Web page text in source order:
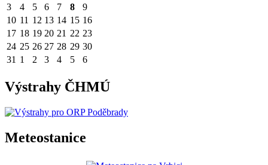
3
4 5 6 7 8
9
10 11 12 13 14 15 16
17 18 19 20 21 22 23
24 25 26 27 28 29 30
31 1 2 3 4 5 6
Výstrahy ČHMÚ
Meteostanice